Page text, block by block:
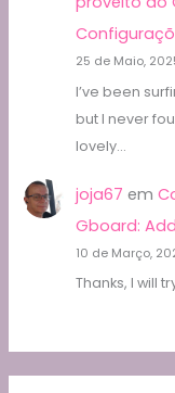
25 de Maio,
I’ve been
but I never
lovely…
joja67 em
Gboard:
10 de Março,
Thanks, I will